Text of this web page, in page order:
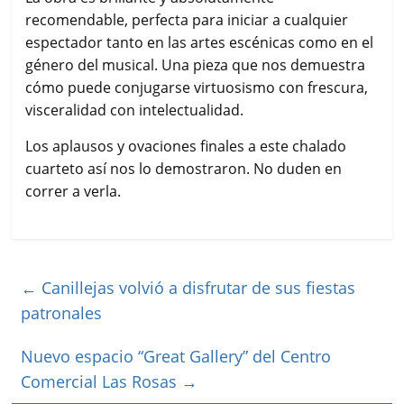
recomendable, perfecta para iniciar a cualquier
espectador tanto en las artes escénicas como en el
género del musical. Una pieza que nos demuestra
cómo puede conjugarse virtuosismo con frescura,
visceralidad con intelectualidad.
Los aplausos y ovaciones finales a este chalado
cuarteto así nos lo demostraron. No duden en
correr a verla.
← Canillejas volvió a disfrutar de sus fiestas
patronales
Nuevo espacio “Great Gallery” del Centro
Comercial Las Rosas →